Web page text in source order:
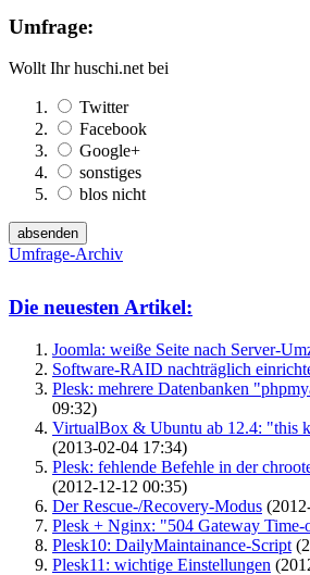
Umfrage:
Wollt Ihr huschi.net bei
Twitter
Facebook
Google+
sonstiges
blos nicht
Umfrage-Archiv
Die neuesten Artikel:
Joomla: weiße Seite nach Server-
Software-RAID nachträglich
Plesk: mehrere Datenbanken
09:32)
VirtualBox & Ubuntu ab 12.4: "this
(2013-02-04 17:34)
Plesk: fehlende Befehle in der
(2012-12-12 00:35)
Der Rescue-/Recovery-Modus
Plesk + Nginx: "504 Gateway Time-
Plesk10: DailyMaintainance-Script
Plesk11: wichtige Einstellungen